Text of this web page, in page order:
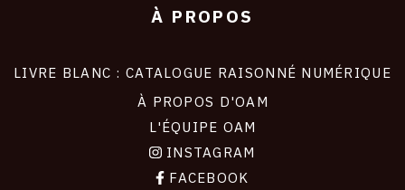
À PROPOS
LIVRE BLANC : CATALOGUE RAISONNÉ NUMÉRIQUE
À PROPOS D'OAM
L'ÉQUIPE OAM
INSTAGRAM
FACEBOOK